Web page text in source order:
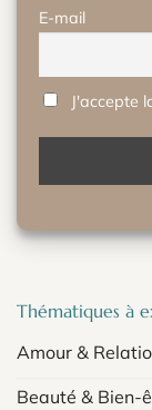
E-mail
J'accepte
Thématiques à
Amour &
Beauté & Bien-